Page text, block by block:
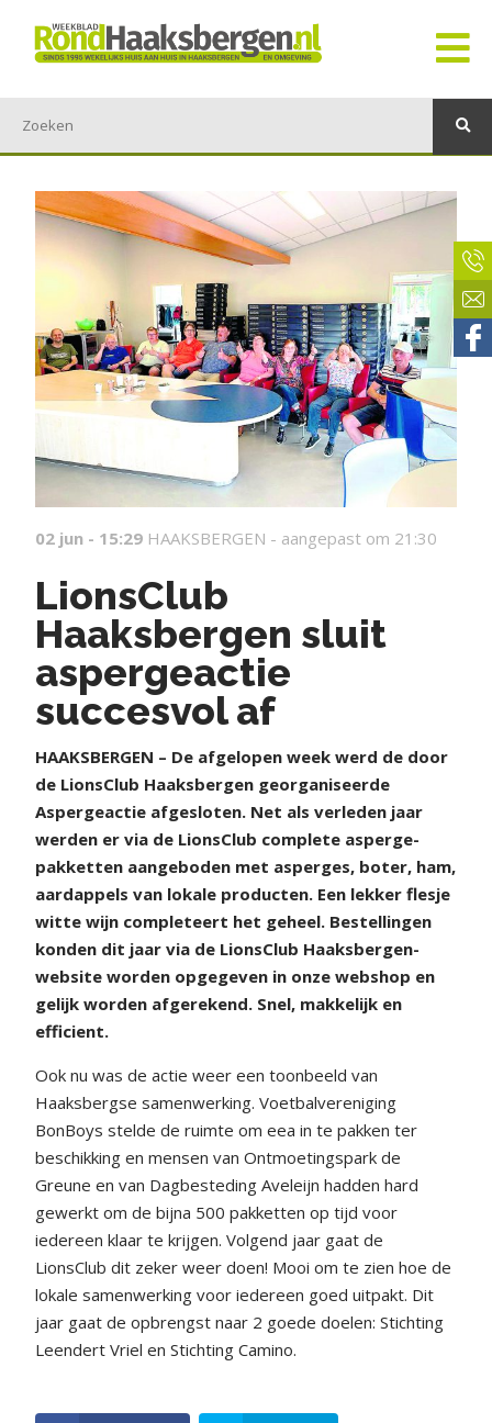
02 jun - 15:29 HAAKSBERGEN - aangepast om 21:30
LionsClub
Haaksbergen sluit
aspergeactie
succesvol af
HAAKSBERGEN – De afgelopen week werd de door
de LionsClub Haaksbergen georganiseerde
Aspergeactie afgesloten. Net als verleden jaar
werden er via de LionsClub complete asperge-
pakketten aangeboden met asperges, boter, ham,
aardappels van lokale producten. Een lekker flesje
witte wijn completeert het geheel. Bestellingen
konden dit jaar via de LionsClub Haaksbergen-
website worden opgegeven in onze webshop en
gelijk worden afgerekend. Snel, makkelijk en
efficient.
Ook nu was de actie weer een toonbeeld van
Haaksbergse samenwerking. Voetbalvereniging
BonBoys stelde de ruimte om eea in te pakken ter
beschikking en mensen van Ontmoetingspark de
Greune en van Dagbesteding Aveleijn hadden hard
gewerkt om de bijna 500 pakketten op tijd voor
iedereen klaar te krijgen. Volgend jaar gaat de
LionsClub dit zeker weer doen! Mooi om te zien hoe de
lokale samenwerking voor iedereen goed uitpakt. Dit
jaar gaat de opbrengst naar 2 goede doelen: Stichting
Leendert Vriel en Stichting Camino.